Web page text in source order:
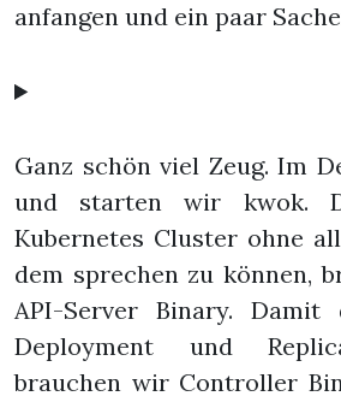
anfangen und ein paar
Ganz schön viel Zeug. Im
und starten wir kwok.
Kubernetes Cluster ohne
dem sprechen zu können,
API-Server Binary.
Deployment und
brauchen wir Controller